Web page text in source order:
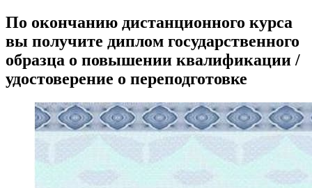
По окончанию дистанционного курса
вы получите диплом государственного
образца о повышении квалификации /
удостоверение о переподготовке